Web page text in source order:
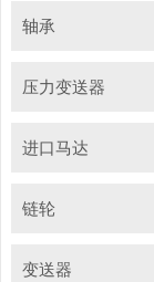
轴承
压力变送器
进口马达
链轮
变送器